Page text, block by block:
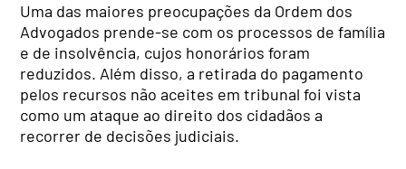
Uma das maiores preocupações da Ordem dos
Advogados prende-se com os processos de família
e de insolvência, cujos honorários foram
reduzidos. Além disso, a retirada do pagamento
pelos recursos não aceites em tribunal foi vista
como um ataque ao direito dos cidadãos a
recorrer de decisões judiciais.